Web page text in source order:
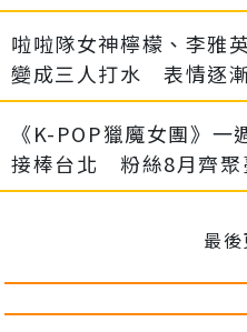
啦啦隊女神檸檬、李雅
變成三人打水 表情逐
《K-POP獵魔女團》
接棒台北 粉絲8月齊聚
最